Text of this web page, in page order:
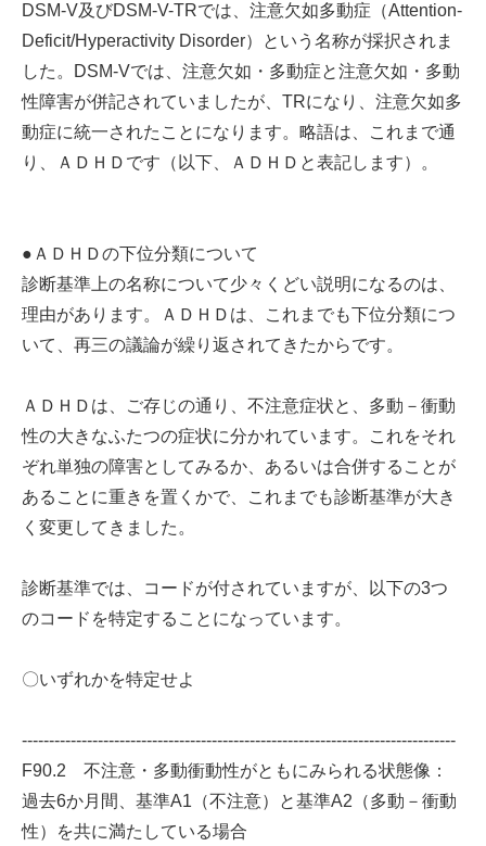
DSM-V及びDSM-V-TRでは、注意欠如多動症（Attention-
Deficit/Hyperactivity Disorder）という名称が採択されま
した。DSM-Vでは、注意欠如・多動症と注意欠如・多動
性障害が併記されていましたが、TRになり、注意欠如多
動症に統一されたことになります。略語は、これまで通
り、ＡＤＨＤです（以下、ＡＤＨＤと表記します）。
●ＡＤＨＤの下位分類について
診断基準上の名称について少々くどい説明になるのは、
理由があります。ＡＤＨＤは、これまでも下位分類につ
いて、再三の議論が繰り返されてきたからです。
ＡＤＨＤは、ご存じの通り、不注意症状と、多動－衝動
性の大きなふたつの症状に分かれています。これをそれ
ぞれ単独の障害としてみるか、あるいは合併することが
あることに重きを置くかで、これまでも診断基準が大き
く変更してきました。
診断基準では、コードが付されていますが、以下の3つ
のコードを特定することになっています。
〇いずれかを特定せよ
--------------------------------------------------------------------------------
F90.2 不注意・多動衝動性がともにみられる状態像：
過去6か月間、基準A1（不注意）と基準A2（多動－衝動
性）を共に満たしている場合